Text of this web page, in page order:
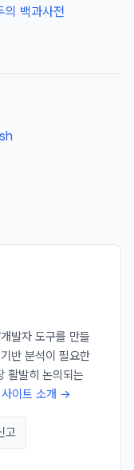
의 백과사전
발자 도구를 만들
반 분석이 필요한
활발히 논의되는
사이트 소개 →
고